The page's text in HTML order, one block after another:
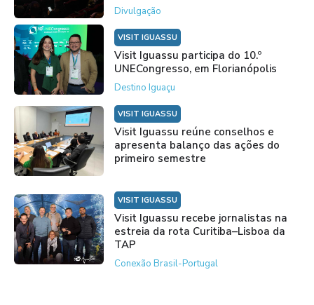
Divulgação
VISIT IGUASSU
Visit Iguassu participa do 10.º
UNECongresso, em Florianópolis
Destino Iguaçu
VISIT IGUASSU
Visit Iguassu reúne conselhos e
apresenta balanço das ações do
primeiro semestre
VISIT IGUASSU
Visit Iguassu recebe jornalistas na
estreia da rota Curitiba–Lisboa da
TAP
Conexão Brasil-Portugal